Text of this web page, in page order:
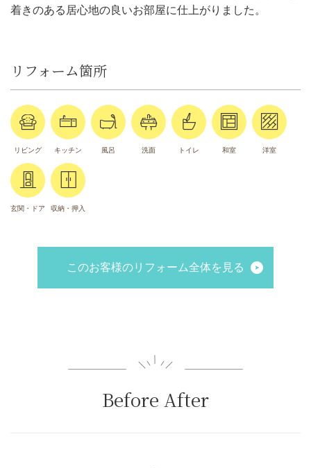
着きのある居心地の良いお部屋に仕上がりました。
リフォーム箇所
リビング キッチン 風呂 洗面 トイレ 和室 洋室
玄関・ドア 収納・押入
このお客様のリフォーム全体を見る
Before After